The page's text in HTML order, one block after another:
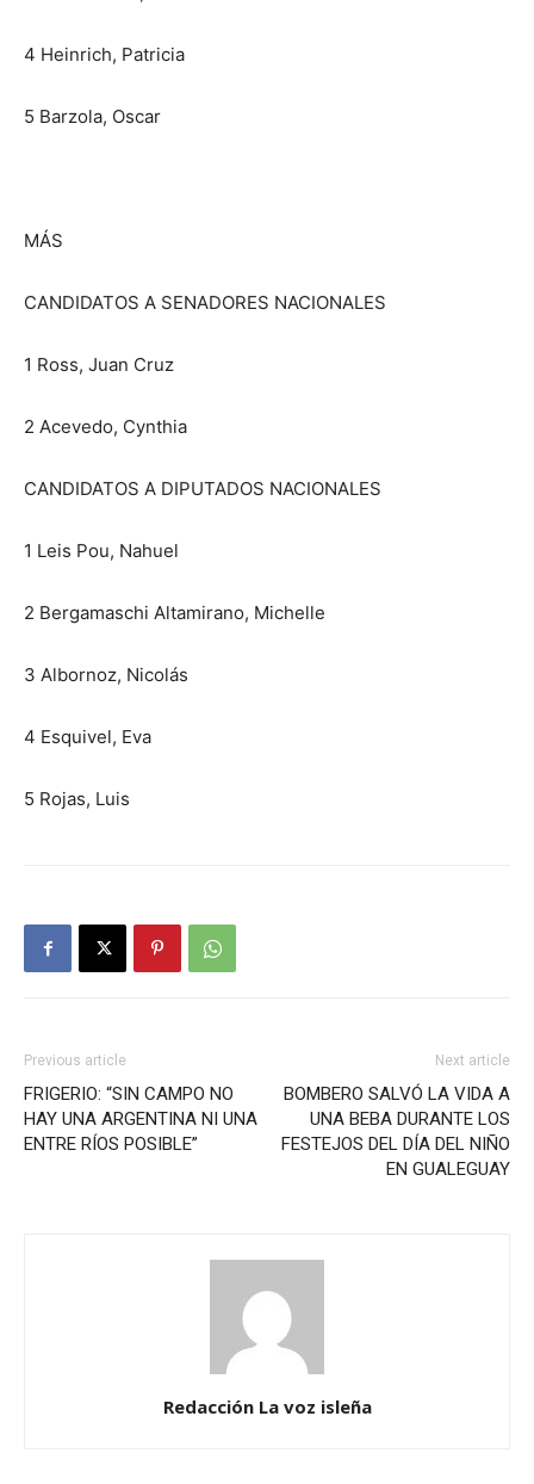
4 Heinrich, Patricia
5 Barzola, Oscar
MÁS
CANDIDATOS A SENADORES NACIONALES
1 Ross, Juan Cruz
2 Acevedo, Cynthia
CANDIDATOS A DIPUTADOS NACIONALES
1 Leis Pou, Nahuel
2 Bergamaschi Altamirano, Michelle
3 Albornoz, Nicolás
4 Esquivel, Eva
5 Rojas, Luis
Previous article
FRIGERIO: “SIN CAMPO NO
HAY UNA ARGENTINA NI UNA
ENTRE RÍOS POSIBLE”
Next article
BOMBERO SALVÓ LA VIDA A
UNA BEBA DURANTE LOS
FESTEJOS DEL DÍA DEL NIÑO
EN GUALEGUAY
Redacción La voz isleña